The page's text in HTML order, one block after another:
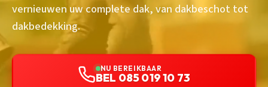
vernieuwen uw complete dak, van dakbeschot tot
dakbedekking.
NU BEREIKBAAR
BEL 085 019 10 73